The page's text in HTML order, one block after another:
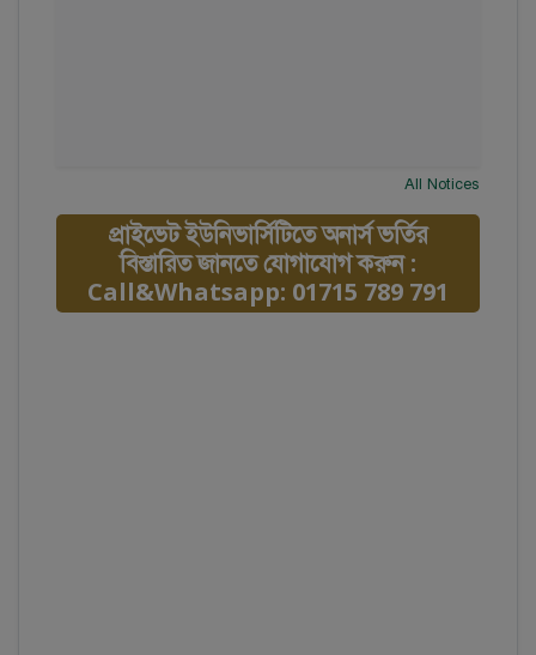
All Notices
প্রাইভেট ইউনিভার্সিটিতে অনার্স ভর্তির
বিস্তারিত জানতে যোগাযোগ করুন :
Call&Whatsapp: 01715 789 791